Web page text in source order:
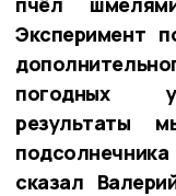
Эксперимент
погодных
результаты
сказал